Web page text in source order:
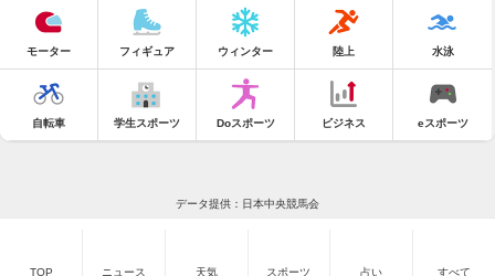
モーター フィギュア ウィンター 陸上 水泳
自転車 学生スポーツ Doスポーツ ビジネス eスポーツ
データ提供：日本中央競馬会
TOP ニュース 天気 スポーツ 占い すべて